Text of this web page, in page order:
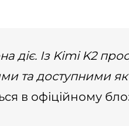
діє. Із Kimi K2
та доступними
в офіційному